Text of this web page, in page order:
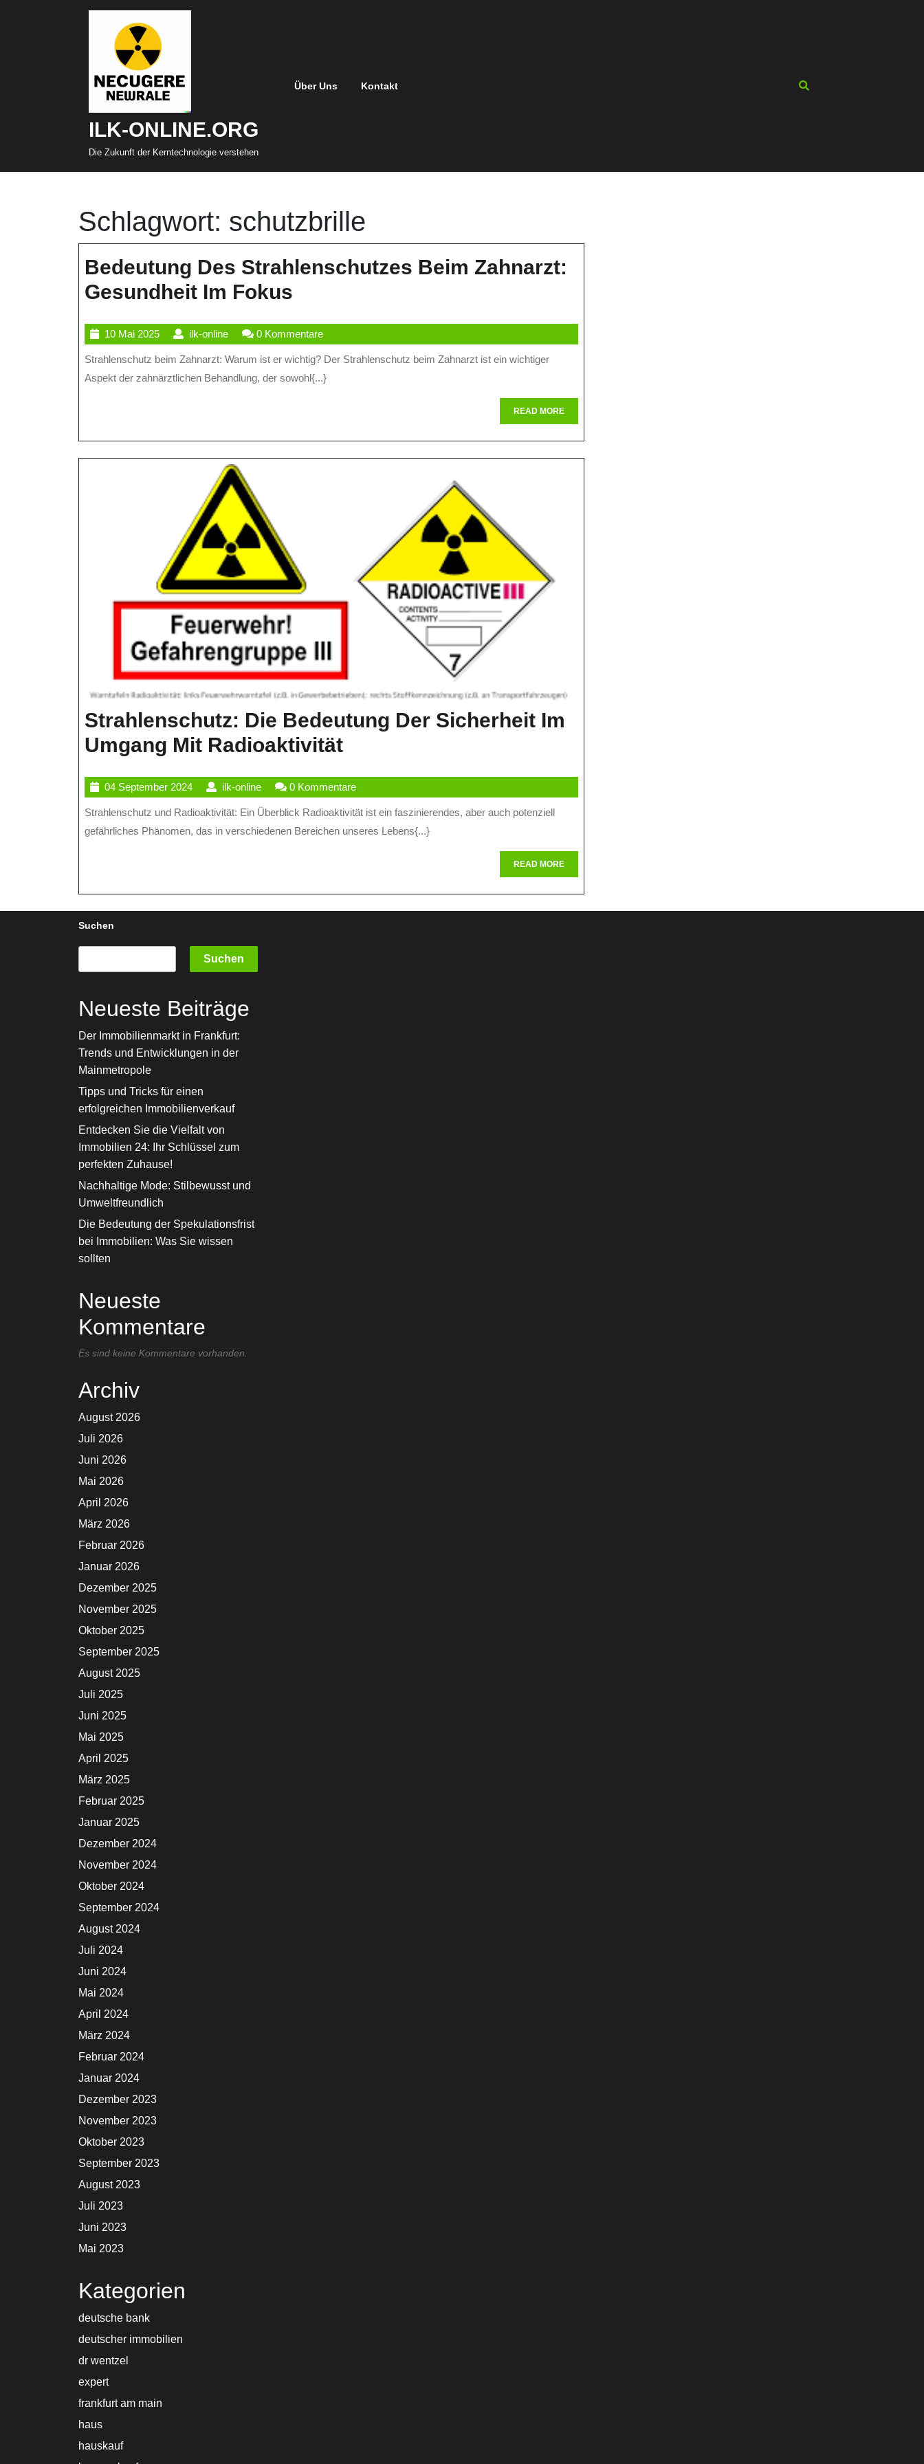
ILK-ONLINE.ORG
Die Zukunft der Kerntechnologie verstehen
Über Uns Kontakt
Schlagwort: schutzbrille
Bedeutung Des Strahlenschutzes Beim Zahnarzt:
Gesundheit Im Fokus
Strahlenschutzes
Beim
Zahnarzt:
Im
Fokus
10 Mai 202510
Mai
2025
ilk-onlineilk-
online
0 Kommentare
Strahlenschutz beim Zahnarzt: Warum ist er wichtig? Der Strahlenschutz beim Zahnarzt ist ein wichtiger
Aspekt der zahnärztlichen Behandlung, der sowohl{...}
READ MOREREAD
MORE
Strahlenschutz: Die Bedeutung Der Sicherheit Im
Umgang Mit RadioaktivitätStrahlenschutz:
Bedeutung
Der
Sicherheit
Umgang
Mit
04 September 202404
September
2024
ilk-onlineilk-
online
0 Kommentare
Strahlenschutz und Radioaktivität: Ein Überblick Radioaktivität ist ein faszinierendes, aber auch potenziell
gefährliches Phänomen, das in verschiedenen Bereichen unseres Lebens{...}
READ MOREREAD
MORE
Suchen
Suchen
Neueste Beiträge
Der Immobilienmarkt in Frankfurt:
Trends und Entwicklungen in der
Mainmetropole
Tipps und Tricks für einen
erfolgreichen Immobilienverkauf
Entdecken Sie die Vielfalt von
Immobilien 24: Ihr Schlüssel zum
perfekten Zuhause!
Nachhaltige Mode: Stilbewusst und
Umweltfreundlich
Die Bedeutung der Spekulationsfrist
bei Immobilien: Was Sie wissen
sollten
Neueste
Kommentare
Es sind keine Kommentare vorhanden.
Archiv
August 2026
Juli 2026
Juni 2026
Mai 2026
April 2026
März 2026
Februar 2026
Januar 2026
Dezember 2025
November 2025
Oktober 2025
September 2025
August 2025
Juli 2025
Juni 2025
Mai 2025
April 2025
März 2025
Februar 2025
Januar 2025
Dezember 2024
November 2024
Oktober 2024
September 2024
August 2024
Juli 2024
Juni 2024
Mai 2024
April 2024
März 2024
Februar 2024
Januar 2024
Dezember 2023
November 2023
Oktober 2023
September 2023
August 2023
Juli 2023
Juni 2023
Mai 2023
Kategorien
deutsche bank
deutscher immobilien
dr wentzel
expert
frankfurt am main
haus
hauskauf